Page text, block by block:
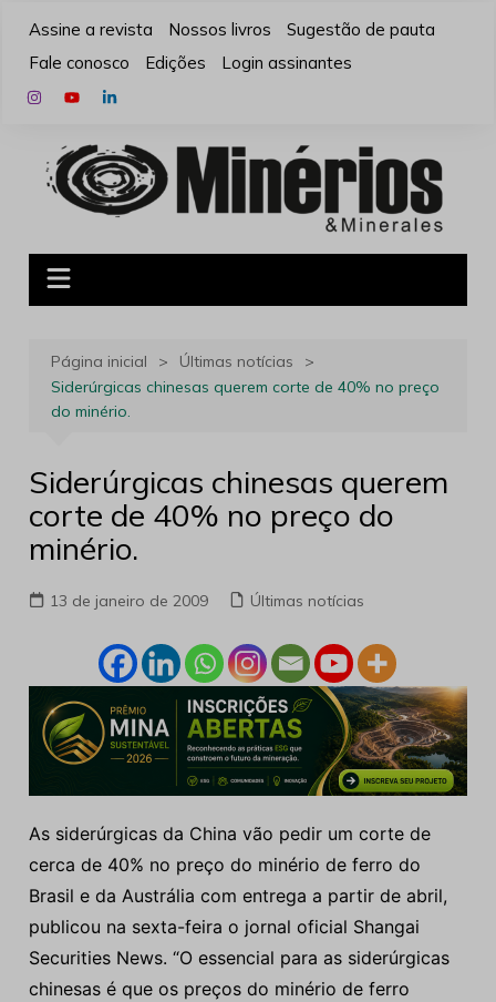
para
conteúdo
Assine a revista Nossos livros
Sugestão de pauta
Fale conosco
Edições Login assinantes
Página inicial
Últimas notícias
Siderúrgicas chinesas querem corte de 40% no preço
do minério.
Siderúrgicas chinesas querem
corte de 40% no preço do
minério.
13 de janeiro de 2009 Últimas notícias
As siderúrgicas da China vão pedir um corte de
cerca de 40% no preço do minério de ferro do
Brasil e da Austrália com entrega a partir de abril,
publicou na sexta-feira o jornal oficial Shangai
Securities News. “O essencial para as siderúrgicas
chinesas é que os preços do minério de ferro